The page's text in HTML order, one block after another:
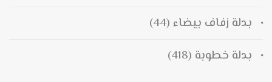
بدلة زفاف بيضاء (44)
بدلة خطوبة (418)